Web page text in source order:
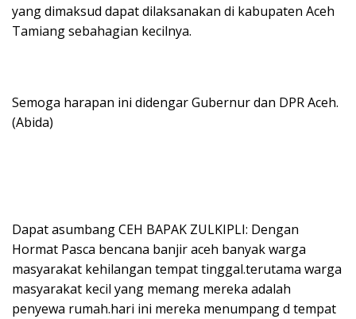
yang dimaksud dapat dilaksanakan di kabupaten Aceh
Tamiang sebahagian kecilnya.
Semoga harapan ini didengar Gubernur dan DPR Aceh.
(Abida)
Dapat asumbang CEH BAPAK ZULKIPLI: Dengan
Hormat Pasca bencana banjir aceh banyak warga
masyarakat kehilangan tempat tinggal.terutama warga
masyarakat kecil yang memang mereka adalah
penyewa rumah.hari ini mereka menumpang d tempat